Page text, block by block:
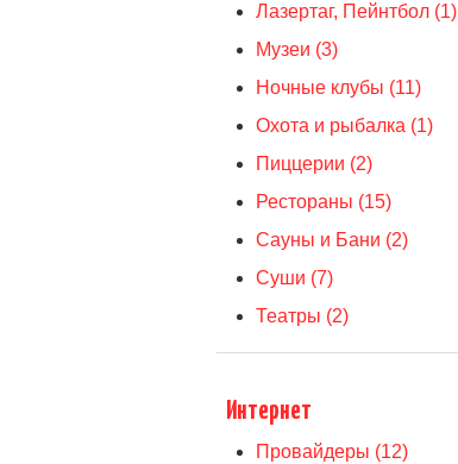
Лазертаг, Пейнтбол (1)
Музеи (3)
Ночные клубы (11)
Охота и рыбалка (1)
Пиццерии (2)
Рестораны (15)
Сауны и Бани (2)
Суши (7)
Театры (2)
Интернет
Провайдеры (12)